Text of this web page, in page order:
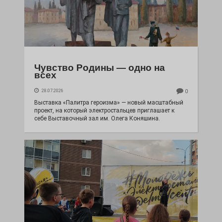
Чувство Родины — одно на
всех
28.07.2026 0
Выставка «Палитра героизма» — новый масштабный
проект, на который электростальцев приглашает к
себе Выставочный зал им. Олега Коняшина.